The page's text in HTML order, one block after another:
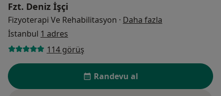
Fzt. Deniz İşçi
Fizyoterapi Ve Rehabilitasyon · Daha fazla
İstanbul 1 adres
114 görüş
Randevu al